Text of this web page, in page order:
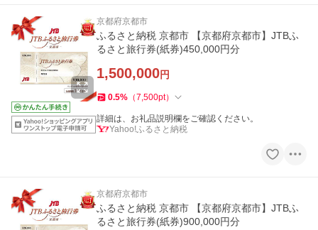
京都府京都市
ふるさと納税 京都市 【京都府京都市】JTBふ
るさと旅行券(紙券)450,000円分
1,500,000円
0.5% （7,500pt）
詳細は、お礼品説明欄をご確認ください。
Yahoo!ふるさと納税
京都府京都市
ふるさと納税 京都市 【京都府京都市】JTBふ
るさと旅行券(紙券)900,000円分